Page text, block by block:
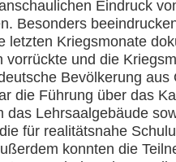
Eindruck
Besonders
letzten Kriegsmonate
vorrückte und die
Bevölkerung
die Führung über das
das Lehrsaalgebäude
für realitätsnahe
konnten die